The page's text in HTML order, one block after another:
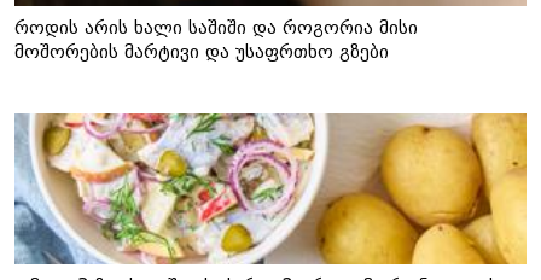
როდის არის ხალი საშიში და როგორია მისი
მოშორების მარტივი და უსაფრთხო გზები